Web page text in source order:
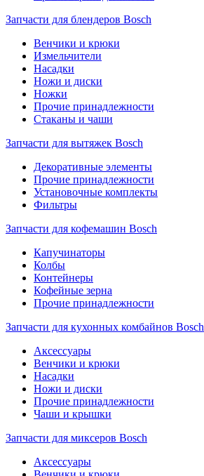
Запчасти для блендеров Bosch
Венчики и крюки
Измельчители
Насадки
Ножи и диски
Ножки
Прочие принадлежности
Стаканы и чаши
Запчасти для вытяжек Bosch
Декоративные элементы
Прочие принадлежности
Установочные комплекты
Фильтры
Запчасти для кофемашин Bosch
Капучинаторы
Колбы
Контейнеры
Кофейные зерна
Прочие принадлежности
Запчасти для кухонных комбайнов Bosch
Аксессуары
Венчики и крюки
Насадки
Ножи и диски
Прочие принадлежности
Чаши и крышки
Запчасти для миксеров Bosch
Аксессуары